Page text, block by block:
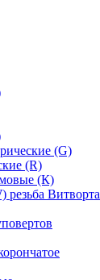
(G)
(R)
(К)
Витворта